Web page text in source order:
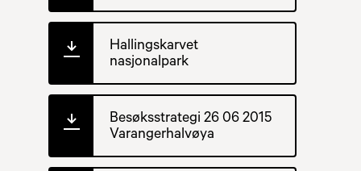
Hallingskarvet
nasjonalpark
Besøksstrategi 26 06 2015
Varangerhalvøya